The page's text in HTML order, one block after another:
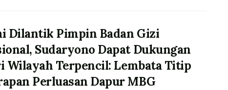
Dilantik Pimpin Badan Gizi
Sudaryono Dapat Dukungan
Wilayah Terpencil: Lembata Titip
Perluasan Dapur MBG